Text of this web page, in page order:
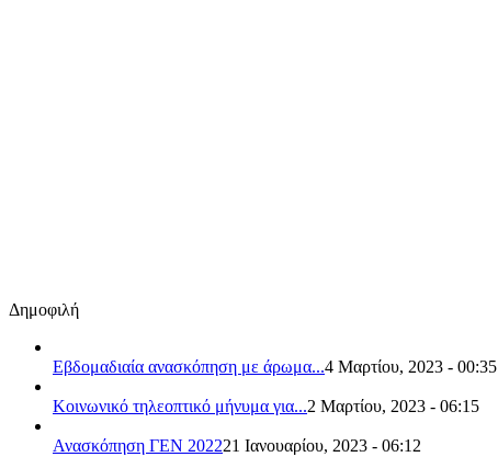
Δημοφιλή
Εβδομαδιαία ανασκόπηση με άρωμα...4 Μαρτίου, 2023 - 00:35
Κοινωνικό τηλεοπτικό μήνυμα για...2 Μαρτίου, 2023 - 06:15
Ανασκόπηση ΓΕΝ 202221 Ιανουαρίου, 2023 - 06:12